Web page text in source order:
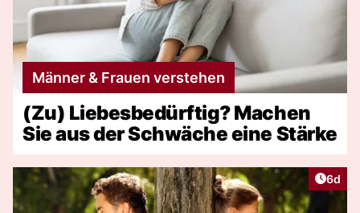
Männer & Frauen verstehen
(Zu) Liebesbedürftig? Machen
Sie aus der Schwäche eine Stärke
6d